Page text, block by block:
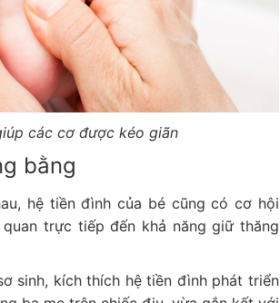
các cơ được kéo giãn
bằng
hệ tiền đình của bé cũng có cơ hội
trực tiếp đến khả năng giữ thăng
sinh, kích thích hệ tiền đình phát triển